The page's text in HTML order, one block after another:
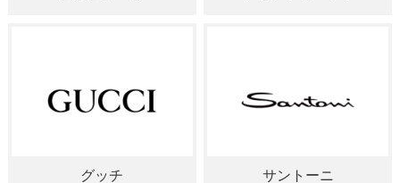
グッチ サントーニ